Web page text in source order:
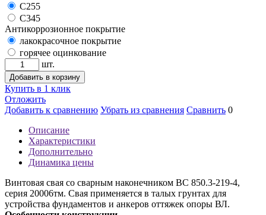
С255
С345
Антикоррозионное покрытие
лакокрасочное покрытие
горячее оцинкование
шт.
Добавить в корзину
Купить в 1 клик
Отложить
Добавить к сравнению Убрать из сравнения Сравнить 0
Описание
Характеристики
Дополнительно
Динамика цены
Винтовая свая со сварным наконечником ВС 850.3-219-4,
серия 20006тм. Свая применяется в талых грунтах для
устройства фундаментов и анкеров оттяжек опоры ВЛ.